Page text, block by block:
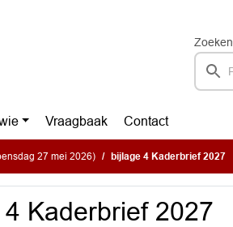
Zoeken
Vraagbaak Contact
27 mei 2026) bijlage 4 Kaderbrief 2027
Kaderbrief 2027